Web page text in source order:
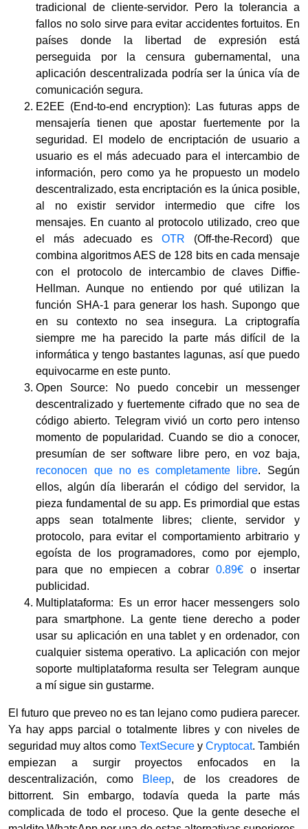
tradicional de cliente-servidor. Pero la tolerancia a
fallos no solo sirve para evitar accidentes fortuitos. En
países donde la libertad de expresión está
perseguida por la censura gubernamental, una
aplicación descentralizada podría ser la única vía de
comunicación segura.
E2EE (End-to-end encryption): Las futuras apps de
mensajería tienen que apostar fuertemente por la
seguridad. El modelo de encriptación de usuario a
usuario es el más adecuado para el intercambio de
información, pero como ya he propuesto un modelo
descentralizado, esta encriptación es la única posible,
al no existir servidor intermedio que cifre los
mensajes. En cuanto al protocolo utilizado, creo que
el más adecuado es OTR (Off-the-Record) que
combina algoritmos AES de 128 bits en cada mensaje
con el protocolo de intercambio de claves Diffie-
Hellman. Aunque no entiendo por qué utilizan la
función SHA-1 para generar los hash. Supongo que
en su contexto no sea insegura. La criptografía
siempre me ha parecido la parte más difícil de la
informática y tengo bastantes lagunas, así que puedo
equivocarme en este punto.
Open Source: No puedo concebir un messenger
descentralizado y fuertemente cifrado que no sea de
código abierto. Telegram vivió un corto pero intenso
momento de popularidad. Cuando se dio a conocer,
presumían de ser software libre pero, en voz baja,
reconocen que no es completamente libre. Según
ellos, algún día liberarán el código del servidor, la
pieza fundamental de su app. Es primordial que estas
apps sean totalmente libres; cliente, servidor y
protocolo, para evitar el comportamiento arbitrario y
egoísta de los programadores, como por ejemplo,
para que no empiecen a cobrar 0.89€o insertar
publicidad.
Multiplataforma: Es un error hacer messengers solo
para smartphone. La gente tiene derecho a poder
usar su aplicación en una tablet y en ordenador, con
cualquier sistema operativo. La aplicación con mejor
soporte multiplataforma resulta ser Telegram aunque
a mí sigue sin gustarme.
El futuro que preveo no es tan lejano como pudiera parecer.
Ya hay apps parcial o totalmente libres y con niveles de
seguridad muy altos como TextSecurey Cryptocat. También
empiezan a surgir proyectos enfocados en la
descentralización, como Bleep, de los creadores de
bittorrent. Sin embargo, todavía queda la parte más
complicada de todo el proceso. Que la gente deseche el